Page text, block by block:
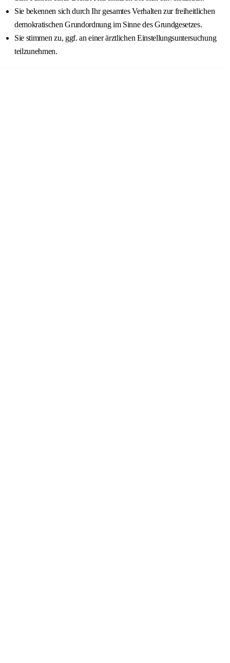
Sie bekennen sich durch Ihr gesamtes Verhalten zur freiheitlichen
demokratischen Grundordnung im Sinne des Grundgesetzes.
Sie stimmen zu, ggf. an einer ärztlichen Einstellungsuntersuchung
teilzunehmen.